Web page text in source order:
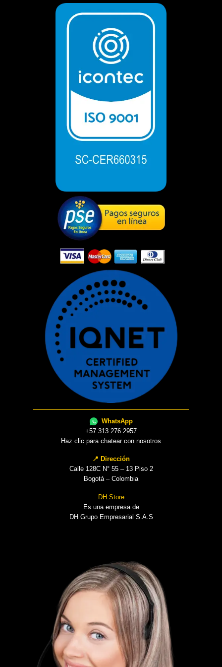
WhatsApp
+57 313 276 2957
Haz clic para chatear con nosotros
📍 Dirección
Calle 128C N° 55 – 13 Piso 2
Bogotá – Colombia
DH Store
Es una empresa de
DH Grupo Empresarial S.A.S